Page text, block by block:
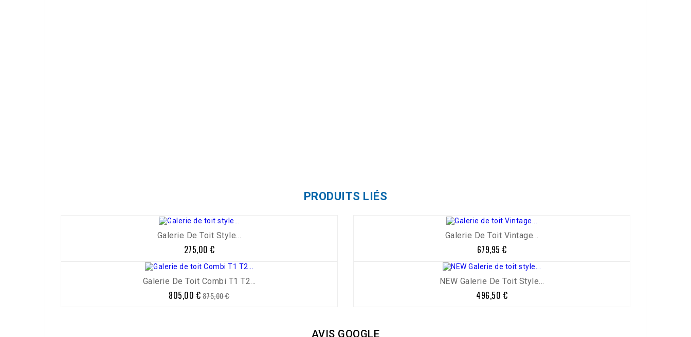
PRODUITS LIÉS
Galerie De Toit Style...
Prix
275,00 €
Galerie De Toit Vintage...
Prix
679,95 €
Galerie De Toit Combi T1 T2...
Prix
805,00 € Prix
875,00 €
NEW Galerie De Toit Style...
Prix
496,50 €
AVIS GOOGLE